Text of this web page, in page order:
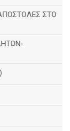
ΣΤΟ